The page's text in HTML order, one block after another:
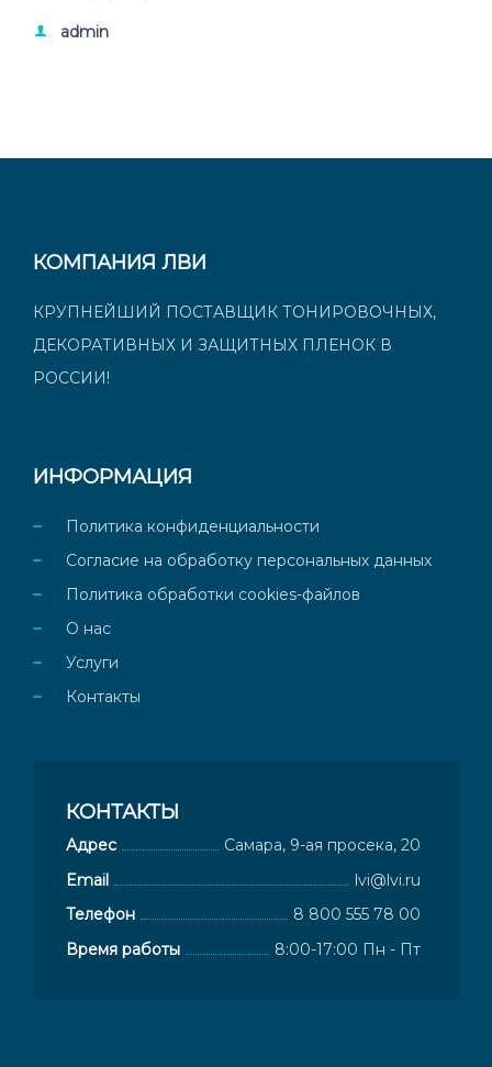
admin
КОМПАНИЯ ЛВИ
КРУПНЕЙШИЙ ПОСТАВЩИК ТОНИРОВОЧНЫХ,
ДЕКОРАТИВНЫХ И ЗАЩИТНЫХ ПЛЕНОК В
РОССИИ!
ИНФОРМАЦИЯ
Политика конфиденциальности
Согласие на обработку персональных данных
Политика обработки cookies-файлов
О нас
Услуги
Контакты
КОНТАКТЫ
Адрес
Самара, 9-ая просека, 20
Email
lvi@lvi.ru
Телефон
8 800 555 78 00
Время работы
8:00-17:00 Пн - Пт